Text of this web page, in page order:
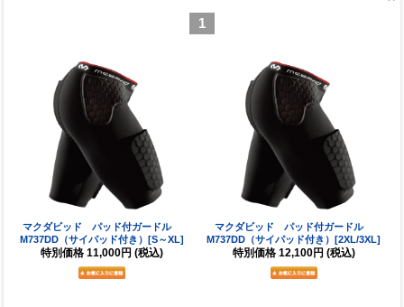
1
マクダビッド パッド付ガードル
M737DD（サイパッド付き）[S～XL]
特別価格 11,000円 (税込)
マクダビッド パッド付ガードル
M737DD（サイパッド付き）[2XL/3XL]
特別価格 12,100円 (税込)